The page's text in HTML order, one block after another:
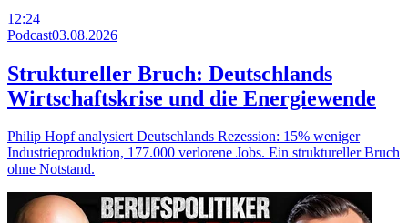
12:24
Podcast03.08.2026
Struktureller Bruch: Deutschlands
Wirtschaftskrise und die Energiewende
Philip Hopf analysiert Deutschlands Rezession: 15% weniger
Industrieproduktion, 177.000 verlorene Jobs. Ein struktureller Bruch
ohne Notstand.